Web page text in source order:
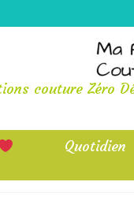
couture Zéro
Quotidien